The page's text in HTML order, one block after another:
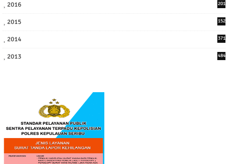
2016
201
2015 152
2014 371
2013 484